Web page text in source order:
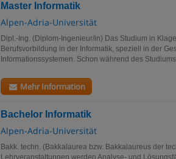
Master Informatik
Alpen-Adria-Universität
Dipl.-Ing. (Diplom-Ingenieur/in) Das Studium in
Berufsvorbildung in der Informatik, speziell in der
Informationssystemen. Schon während des
Mehr Information
Bachelor Informatik
Alpen-Adria-Universität
Bakk. techn. (Bakkalaurea bzw. Bakkalaureus der
Lehrveranstaltungen werden Analyse- und